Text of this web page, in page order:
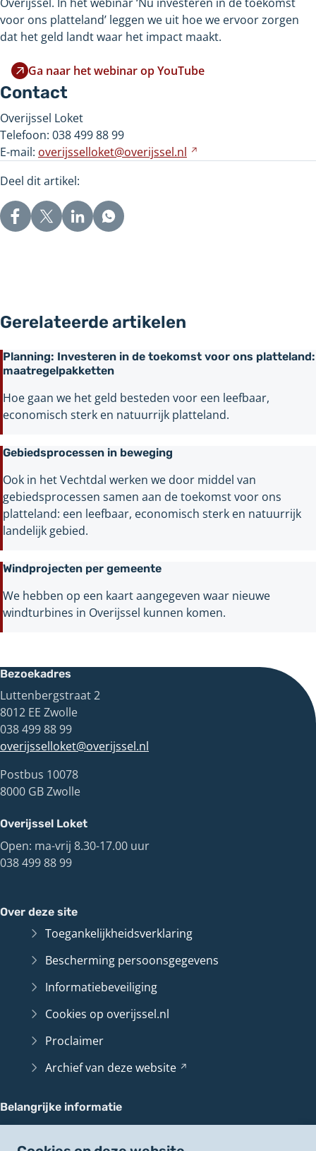
Overijssel. In het webinar ‘Nu investeren in de toekomst
voor ons platteland’ leggen we uit hoe we ervoor zorgen
dat het geld landt waar het impact maakt.
Ga naar het webinar op YouTube
Verwijst
naar
een
andere
website
Contact
Overijssel Loket
Telefoon: 038 499 88 99
E-mail: overijsselloket@overijssel.nl
Deel dit artikel:
Gerelateerde artikelen
Planning: Investeren in de toekomst voor ons platteland:
maatregelpakketten
Hoe gaan we het geld besteden voor een leefbaar,
economisch sterk en natuurrijk platteland.
Gebiedsprocessen in beweging
Ook in het Vechtdal werken we door middel van
gebiedsprocessen samen aan de toekomst voor ons
platteland: een leefbaar, economisch sterk en natuurrijk
landelijk gebied.
Windprojecten per gemeente
We hebben op een kaart aangegeven waar nieuwe
windturbines in Overijssel kunnen komen.
Bezoekadres
Luttenbergstraat 2
8012 EE Zwolle
038 499 88 99
overijsselloket@overijssel.nl
Postbus 10078
8000 GB Zwolle
Overijssel Loket
Open: ma-vrij 8.30-17.00 uur
038 499 88 99
Over deze site
Toegankelijkheidsverklaring
Bescherming persoonsgegevens
Informatiebeveiliging
Cookies op overijssel.nl
Proclaimer
Archief van dezewebsite
Belangrijke informatie
Contact en route